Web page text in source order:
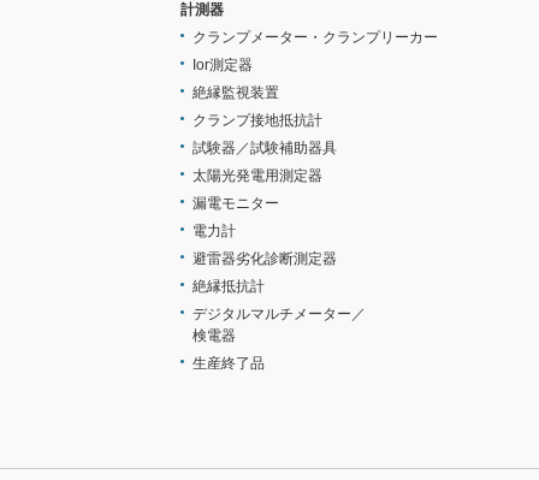
計測器
クランプメーター・クランプリーカー
Ior測定器
絶縁監視装置
クランプ接地抵抗計
試験器／試験補助器具
太陽光発電用測定器
漏電モニター
電力計
避雷器劣化診断測定器
絶縁抵抗計
デジタルマルチメーター／
検電器
生産終了品